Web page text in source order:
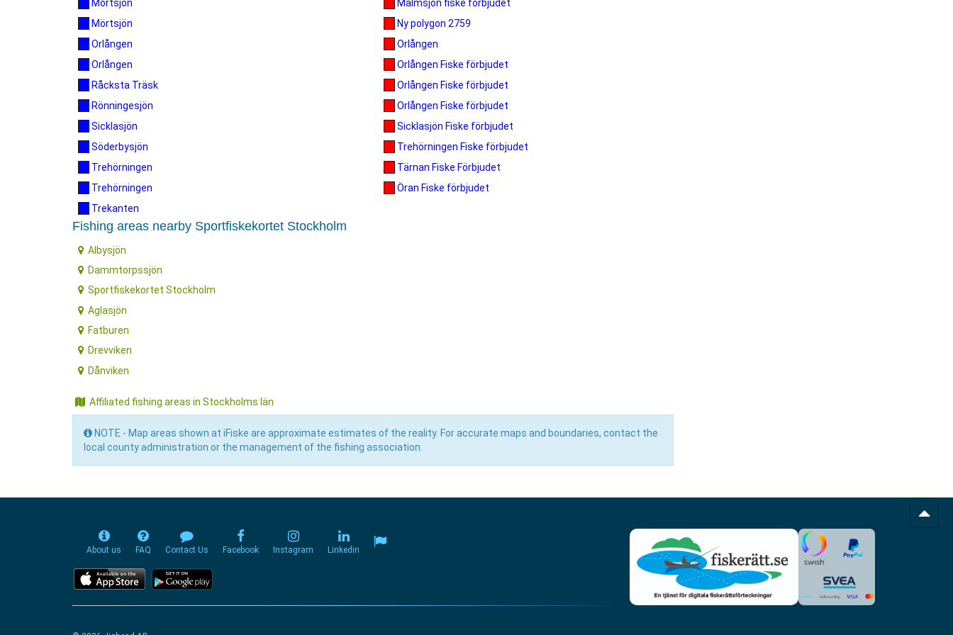
Mörtsjön
Mörtsjön
Orlången
Orlången
Råcksta Träsk
Rönningesjön
Sicklasjön
Söderbysjön
Trehörningen
Trehörningen
Trekanten
Malmsjön fiske förbjudet
Ny polygon 2759
Orlången
Orlången Fiske förbjudet
Orlången Fiske förbjudet
Orlången Fiske förbjudet
Sicklasjön Fiske förbjudet
Trehörningen Fiske förbjudet
Tärnan Fiske Förbjudet
Öran Fiske förbjudet
Fishing areas nearby Sportfiskekortet Stockholm
Albysjön
Dammtorpssjön
Sportfiskekortet Stockholm
Aglasjön
Fatburen
Drevviken
Dånviken
Affiliated fishing areas in Stockholms län
NOTE - Map areas shown at iFiske are approximate estimates of the reality. For accurate maps and boundaries, contact the
local county administration or the management of the fishing association.
About us FAQ Contact Us Facebook Instagram Linkedin